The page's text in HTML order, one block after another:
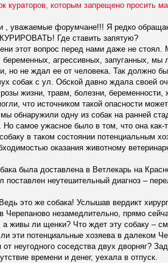
кураторов, которым запрещено
, уважаемые форумчане!!! Я редко
Где ставить запятую?
этот вопрос перед нами даже не
агрессивных, запуганных, мы
но не ждал ее от человека. Так должно
собак с ул. Обской давно ждала своей
жизни, травм, болезни,
что источником такой опасности
обнаружили одну из собак на ранней
Но самое ужасное было в том, что она как-
в таком состоянии потенциальным
оказания животному
была доставлена в Ветлекарь на
поставлен неутешительный диагноз –
это же собака! Услышав вердикт
Черепаново незамедлительно, прямо
а живы ли щенки? Что ждет эту собаку –
эти потенциальные хозяева в далеком
неугодного соседства двух дворняг?
времени и денег, уехала в отпуск.